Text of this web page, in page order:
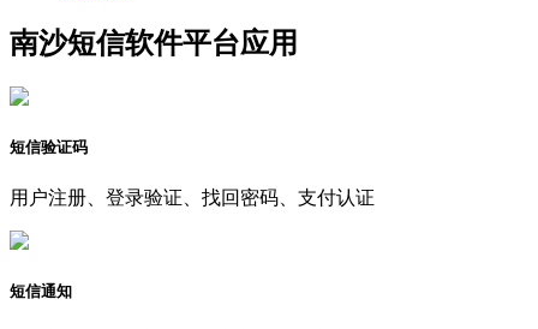
南沙短信软件平台应用
短信验证码
用户注册、登录验证、找回密码、支付认证
短信通知